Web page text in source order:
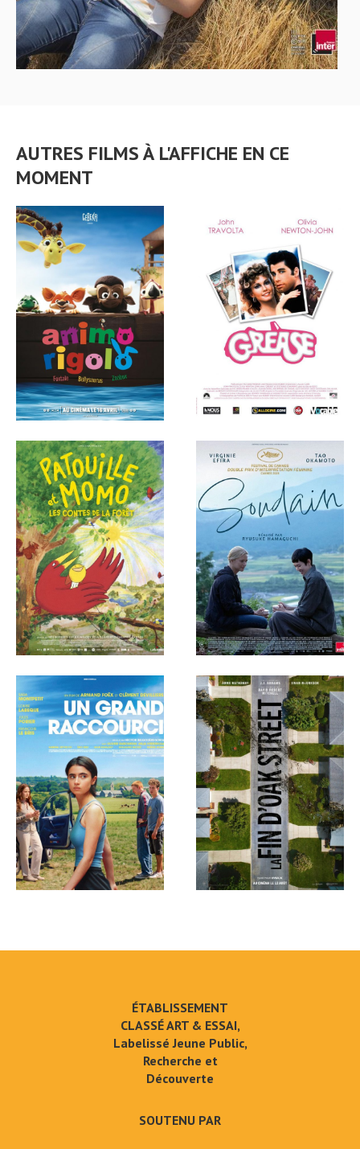
AUTRES FILMS À L'AFFICHE EN CE
MOMENT
ÉTABLISSEMENT
CLASSÉ ART & ESSAI,
Labelissé Jeune Public,
Recherche et
Découverte
SOUTENU PAR